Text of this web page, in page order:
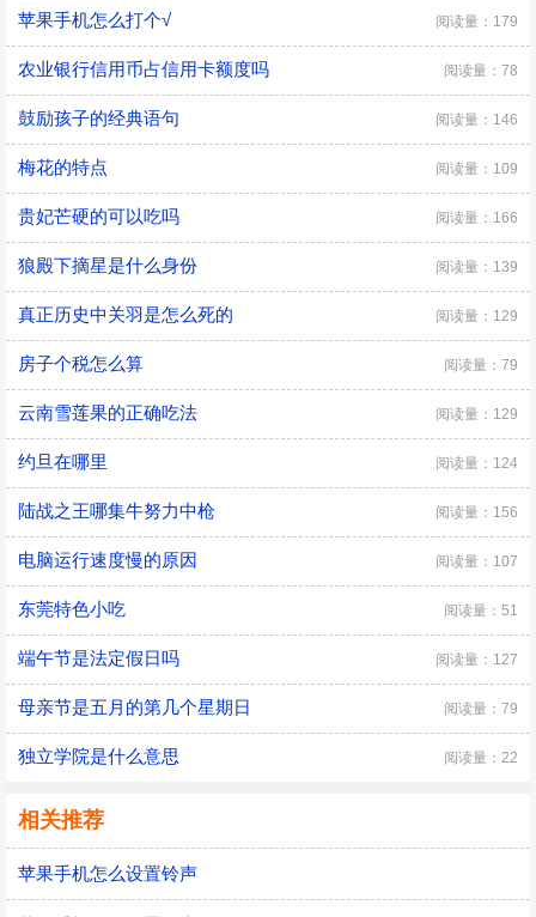
苹果手机怎么打个√ 阅读量：179
农业银行信用币占信用卡额度吗 阅读量：78
鼓励孩子的经典语句 阅读量：146
梅花的特点 阅读量：109
贵妃芒硬的可以吃吗 阅读量：166
狼殿下摘星是什么身份 阅读量：139
真正历史中关羽是怎么死的 阅读量：129
房子个税怎么算 阅读量：79
云南雪莲果的正确吃法 阅读量：129
约旦在哪里 阅读量：124
陆战之王哪集牛努力中枪 阅读量：156
电脑运行速度慢的原因 阅读量：107
东莞特色小吃 阅读量：51
端午节是法定假日吗 阅读量：127
母亲节是五月的第几个星期日 阅读量：79
独立学院是什么意思 阅读量：22
相关推荐
苹果手机怎么设置铃声